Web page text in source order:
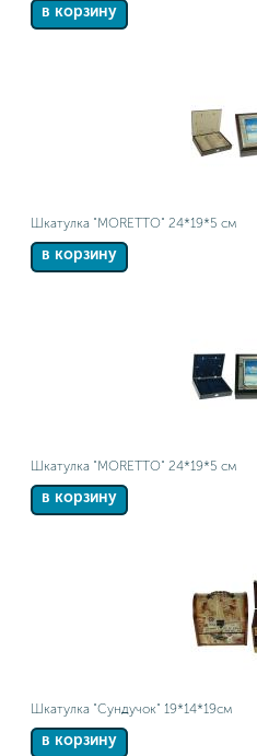
в корзину
Шкатулка "MORETTO" 24*19*5 см
в корзину
Шкатулка "MORETTO" 24*19*5 см
в корзину
Шкатулка "Сундучок" 19*14*19см
в корзину